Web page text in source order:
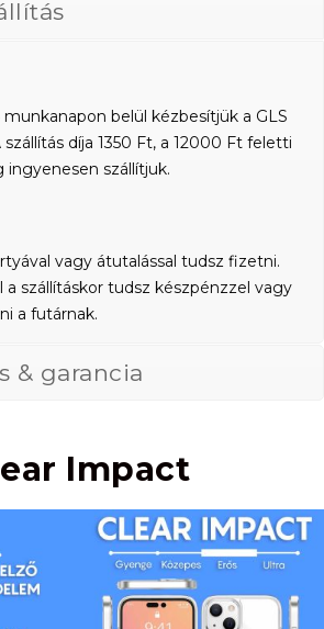
belül kézbesítjük a GLS
díja 1350 Ft, a 12000 Ft feletti
szállítjuk.
vagy átutalással tudsz fizetni.
a szállításkor tudsz készpénzzel vagy
a futárnak.
& garancia
Impact